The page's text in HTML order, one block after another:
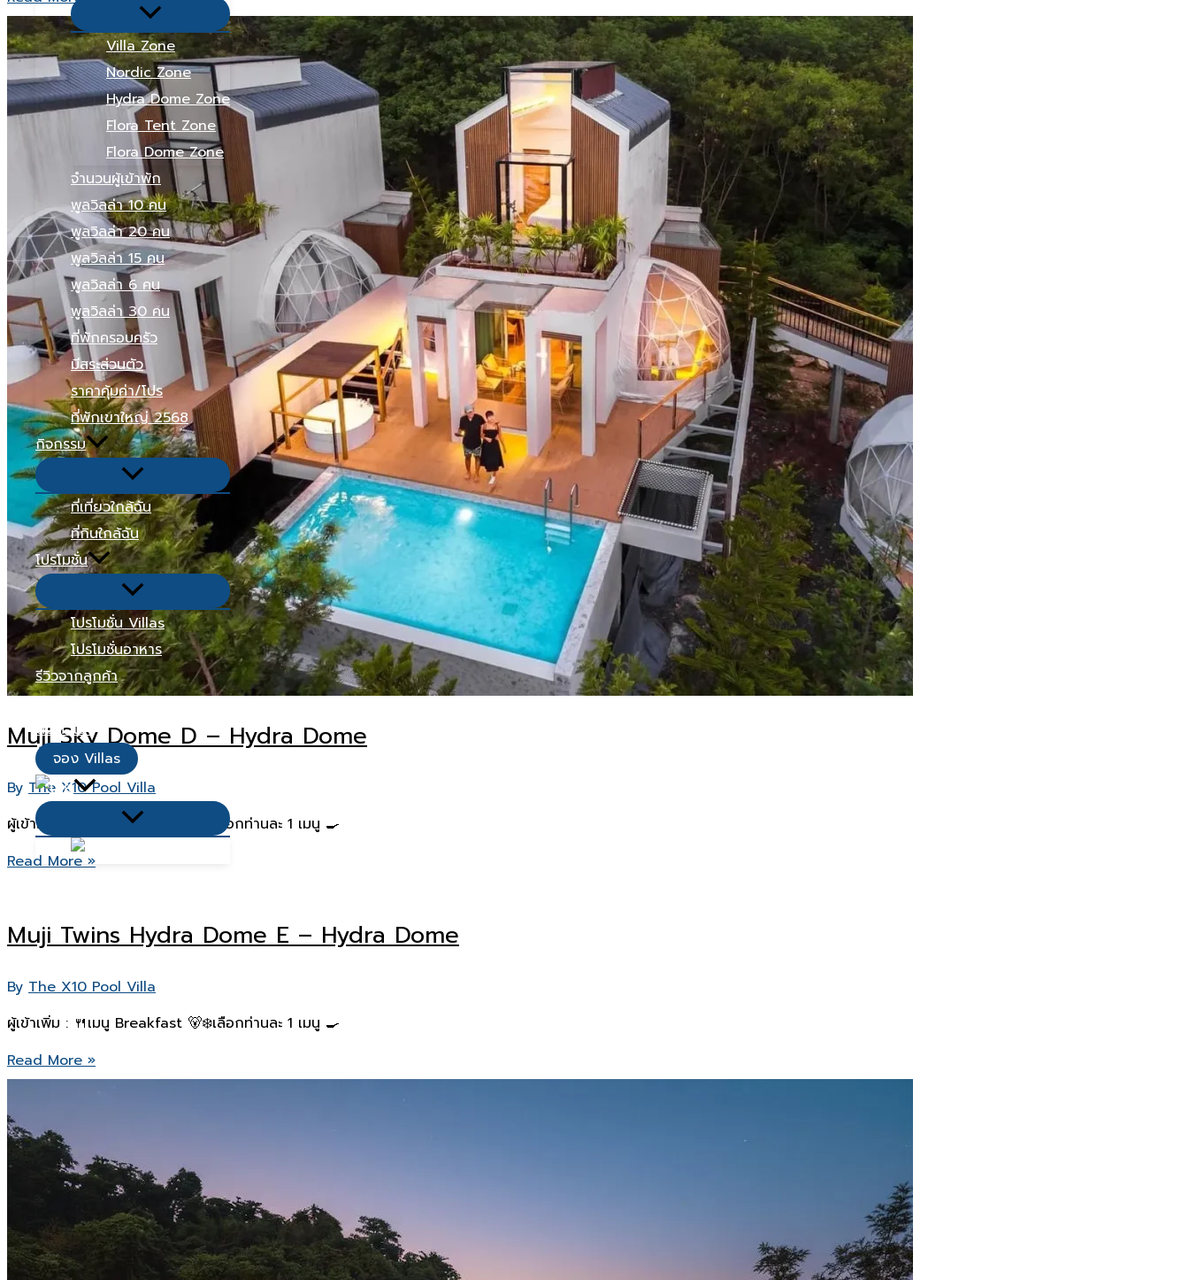
Menu
Toggle
Villa Zone
Nordic Zone
Hydra Dome Zone
Flora Tent Zone
Flora Dome Zone
จำนวนผู้เข้าพัก
พูลวิลล่า 10 คน
พูลวิลล่า 20 คน
พูลวิลล่า 15 คน
พูลวิลล่า 6 คน
พูลวิลล่า 30 คน
ที่พักครอบครัว
มีสระส่วนตัว
ราคาคุ้มค่า/โปร
ที่พักเขาใหญ่ 2568
กิจกรรม
Menu
Toggle
ที่เที่ยวใกล้ฉัน
ที่กินใกล้ฉัน
โปรโมชั่น
Menu
Toggle
โปรโมชั่น Villas
โปรโมชั่นอาหาร
รีวิวจากลูกค้า
เมนูอาหาร
ติดต่อเรา
จอง Villas
Menu
Toggle
Duplex
Type
A
–
Nordic
Muji Sky Dome D – Hydra Dome
By The X10 Pool Villa
ผู้เข้าเพิ่ม : 🍴เมนู Breakfast 🐻‍❄️เลือกท่านละ 1 เมนู 🍳
Muji
D
–
Dome
Read More »
Muji Twins Hydra Dome E – Hydra Dome
By The X10 Pool Villa
ผู้เข้าเพิ่ม : 🍴เมนู Breakfast 🐻‍❄️เลือกท่านละ 1 เมนู 🍳
Muji
Twins
Dome
–
Read More »